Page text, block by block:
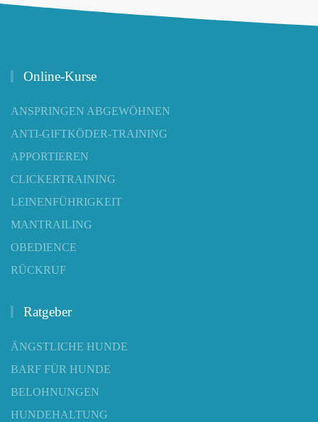
Online-Kurse
ANSPRINGEN ABGEWÖHNEN
ANTI-GIFTKÖDER-TRAINING
APPORTIEREN
CLICKERTRAINING
LEINENFÜHRIGKEIT
MANTRAILING
OBEDIENCE
RÜCKRUF
Ratgeber
ÄNGSTLICHE HUNDE
BARF FÜR HUNDE
BELOHNUNGEN
HUNDEHALTUNG